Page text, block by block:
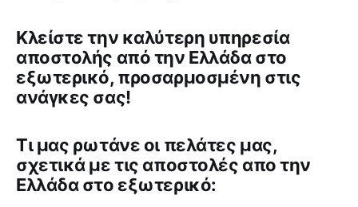
Κλείστε την καλύτερη υπηρεσία
αποστολής από την Ελλάδα στο
εξωτερικό, προσαρμοσμένη στις
ανάγκες σας!
Tι μας ρωτάνε οι πελάτες μας,
σχετικά με τις αποστολές απο την
Ελλάδα στο εξωτερικό: